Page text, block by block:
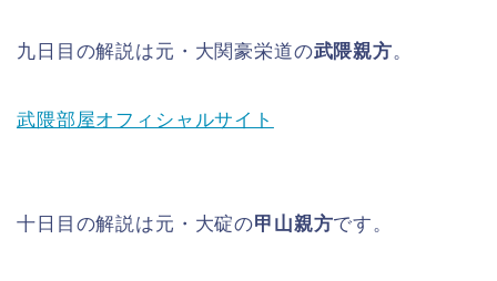
九日目の解説は元・大関豪栄道の武隈親方。
武隈部屋オフィシャルサイト
十日目の解説は元・大碇の甲山親方です。